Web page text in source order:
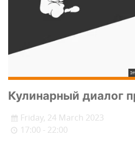
Кули­нар­ный диа­лог
Friday, 24 March 2023
17:00 - 22:00